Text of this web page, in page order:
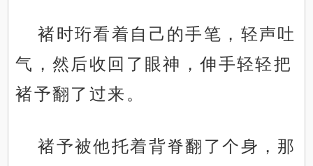
褚时珩看着自己的手笔，轻声吐
气，然后收回了眼神，伸手轻轻把
褚予翻了过来。
褚予被他托着背脊翻了个身，那